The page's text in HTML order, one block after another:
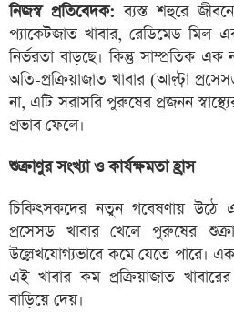
নিজস্ব প্রতিবেদক: ব্যস্ত শহুরে
প্যাকেটজাত খাবার, রেডিমেড মিল
নির্ভরতা বাড়ছে। কিন্তু সাম্প্রতিক
অতি-প্রক্রিয়াজাত খাবার (আল্ট্রা
না, এটি সরাসরি পুরুষের প্রজনন
প্রভাব ফেলে।
শুক্রাণুর সংখ্যা ও কার্যক্ষমতা হ্রাস
চিকিৎসকদের নতুন গবেষণায় উঠে
প্রসেসড খাবার খেলে পুরুষের
উল্লেখযোগ্যভাবে কমে যেতে পারে।
এই খাবার কম প্রক্রিয়াজাত
বাড়িয়ে দেয়।